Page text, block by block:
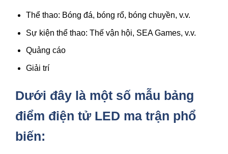
Thể thao: Bóng đá, bóng rổ, bóng chuyền, v.v.
Sự kiện thể thao: Thế vận hội, SEA Games, v.v.
Quảng cáo
Giải trí
Dưới đây là một số mẫu bảng
điểm điện tử LED ma trận phổ
biến: